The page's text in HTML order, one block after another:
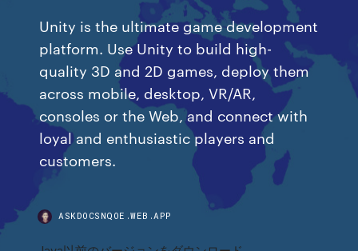
Unity is the ultimate game development
platform. Use Unity to build high-
quality 3D and 2D games, deploy them
across mobile, desktop, VR/AR,
consoles or the Web, and connect with
loyal and enthusiastic players and
customers.
ASKDOCSNQOE.WEB.APP